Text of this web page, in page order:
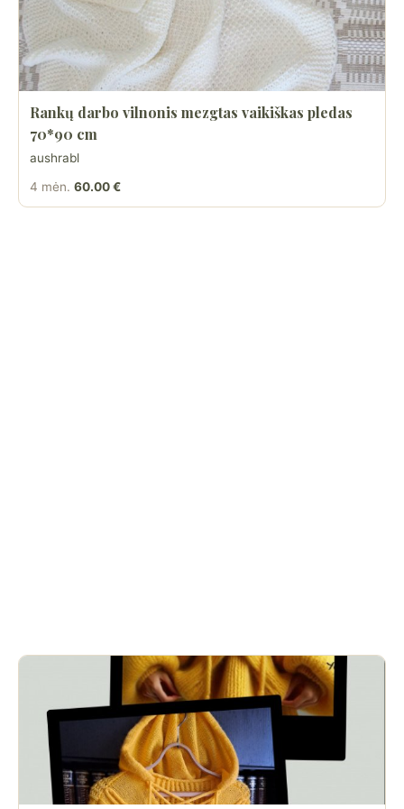
Rankų darbo vilnonis mezgtas vaikiškas pledas
70*90 cm
aushrabl
4 mėn. 60.00 €